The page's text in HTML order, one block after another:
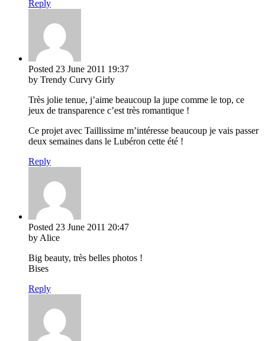
Reply
Posted 23 June 2011 19:37
by Trendy Curvy Girly
Très jolie tenue, j’aime beaucoup la jupe comme le top, ce
jeux de transparence c’est très romantique !
Ce projet avec Taillissime m’intéresse beaucoup je vais passer
deux semaines dans le Lubéron cette été !
Reply
Posted 23 June 2011 20:47
by Alice
Big beauty, très belles photos !
Bises
Reply